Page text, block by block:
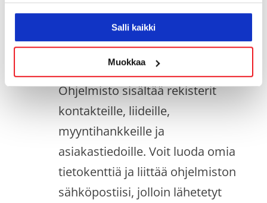
Salli kaikki
Muokkaa
kasvattamiseen. Sen avulla luot
myynnillesi järkevän
toimintatavan ja organisoit
asiakkaittesi tiedot kuntoon.
Ohjelmisto sisältää rekisterit
kontakteille, liideille,
myyntihankkeille ja
asiakastiedoille. Voit luoda omia
tietokenttiä ja liittää ohjelmiston
sähköpostiisi, jolloin lähetetyt